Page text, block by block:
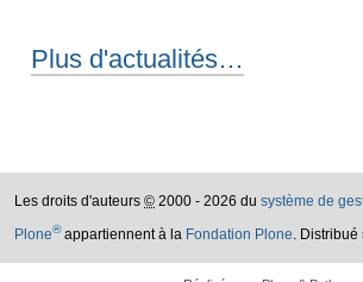
Plus d'actualités…
Les droits d'auteurs © 2000 - 2026 du système de
Plone®appartiennent à la Fondation Plone. Distribué